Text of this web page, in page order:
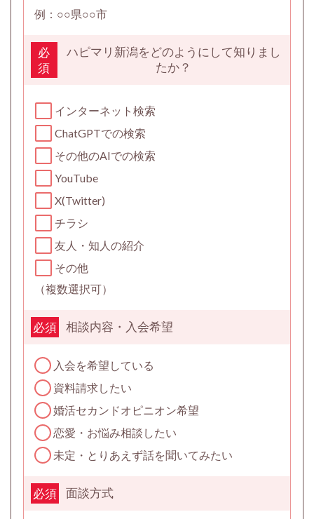
例：○○県○○市
ハピマリ新潟をどのようにして知りまし
たか？
必
須
インターネット検索
ChatGPTでの検索
その他のAIでの検索
YouTube
X(Twitter)
チラシ
友人・知人の紹介
その他
（複数選択可）
相談内容・入会希望
必須
入会を希望している
資料請求したい
婚活セカンドオピニオン希望
恋愛・お悩み相談したい
未定・とりあえず話を聞いてみたい
面談方式
必須